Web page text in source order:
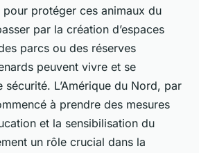
pour protéger ces animaux du
par la création d’espaces
parcs ou des réserves
peuvent vivre et se
L’Amérique du Nord, par
à prendre des mesures
et la sensibilisation du
un rôle crucial dans la